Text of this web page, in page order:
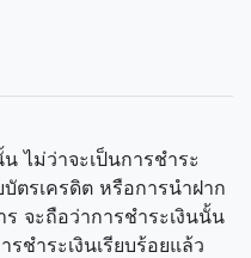
ไม่ว่าจะเป็นการชำระ
บัตรเครดิต หรือการนำฝาก
จะถือว่าการชำระเงินนั้น
ชำระเงินเรียบร้อยแล้ว